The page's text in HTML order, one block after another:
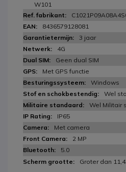
W101
8436579128081
3 jaar
4G
Geen dual SIM
Met GPS functie
Windows
Wel
Wel Militair
IP65
Met camera
2 MP
5.0
Groter dan